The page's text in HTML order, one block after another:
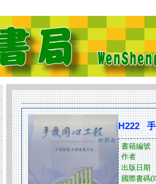
H222 手
書籍編號
作者
出版日期
國際書碼